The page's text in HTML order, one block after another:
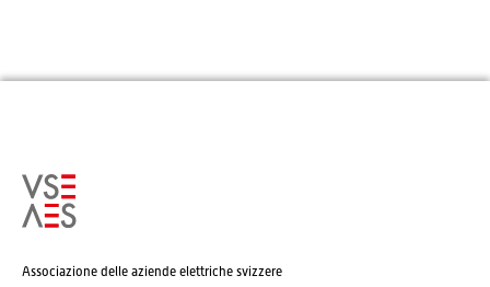
Associazione delle aziende elettriche svizzere